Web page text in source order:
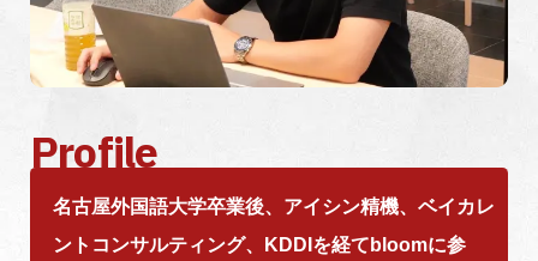
Profile
名古屋外国語大学卒業後、アイシン精機、ベイカレ
ントコンサルティング、KDDIを経てbloomに参